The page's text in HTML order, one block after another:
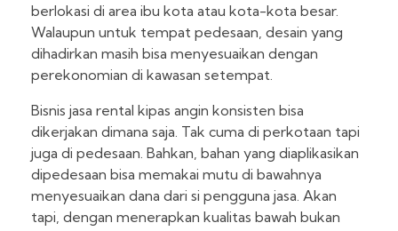
berlokasi di area ibu kota atau kota-kota besar.
Walaupun untuk tempat pedesaan, desain yang
dihadirkan masih bisa menyesuaikan dengan
perekonomian di kawasan setempat.
Bisnis jasa rental kipas angin konsisten bisa
dikerjakan dimana saja. Tak cuma di perkotaan tapi
juga di pedesaan. Bahkan, bahan yang diaplikasikan
dipedesaan bisa memakai mutu di bawahnya
menyesuaikan dana dari si pengguna jasa. Akan
tapi, dengan menerapkan kualitas bawah bukan